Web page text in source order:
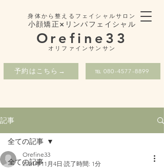
身体から整えるフェイシャルサロン
小顔矯正×リンパフェイシャル
Orefine33
​オリファインサンサン
予約はこちら→ ℡ 080-4577-8899
記事
全ての記事
全ての記事
Orefine33
2021年11月4日 読了時間: 1分